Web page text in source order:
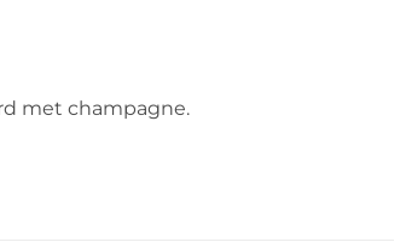
met champagne.